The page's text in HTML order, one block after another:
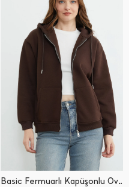
Basic Fermuarlı Kapüşonlu Oversize Sweatshirt